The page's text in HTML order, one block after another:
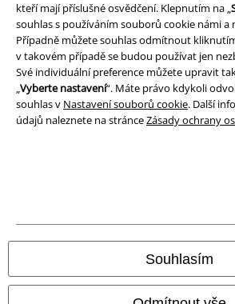
kteří mají příslušné osvědčení. Klepnutím na „
souhlas s používáním souborů cookie námi a
Případně můžete souhlas odmítnout
v takovém případě se budou používat jen
Své individuální preference můžete upravit
„Vyberte nastavení“. Máte právo kdykoli
souhlas v Nastavení souborů cookie. Další
údajů naleznete na stránceZásady ochrany
Souhlasím
Ochrana osobních údajů
Likvidace odpadu a ochrana životního prostředí
Prohlášení o shodě
Informace o přístupnosti